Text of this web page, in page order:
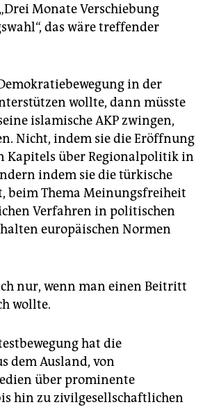
Monate Verschiebung
das wäre treffender
in der
wollte, dann müsste
islamische AKP zwingen,
Nicht, indem sie die Eröffnung
Kapitels über Regionalpolitik in
indem sie die türkische
beim Thema Meinungsfreiheit
Verfahren in politischen
europäischen Normen
nur, wenn man einen Beitritt
wollte.
hat die
dem Ausland, von
über prominente
hin zu zivilgesellschaftlichen